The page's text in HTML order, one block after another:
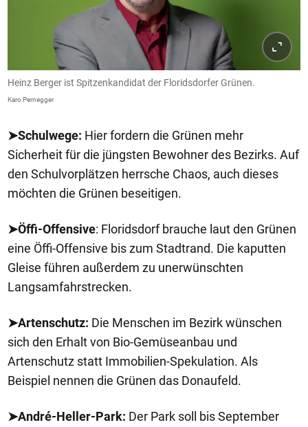
Heinz Berger ist Spitzenkandidat der Floridsdorfer Grünen.
Karo Pernegger
➤Schulwege: Hier fordern die Grünen mehr
Sicherheit für die jüngsten Bewohner des Bezirks. Auf
den Schulvorplätzen herrsche Chaos, auch dieses
möchten die Grünen beseitigen.
➤Öffi-Offensive: Floridsdorf brauche laut den Grünen
eine Öffi-Offensive bis zum Stadtrand. Die kaputten
Gleise führen außerdem zu unerwünschten
Langsamfahrstrecken.
➤Artenschutz: Die Menschen im Bezirk wünschen
sich den Erhalt von Bio-Gemüseanbau und
Artenschutz statt Immobilien-Spekulation. Als
Beispiel nennen die Grünen das Donaufeld.
➤André-Heller-Park: Der Park soll bis September